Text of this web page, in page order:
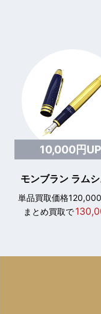
10,000円
モンブラン ラム
単品買取価格
まとめ買取で